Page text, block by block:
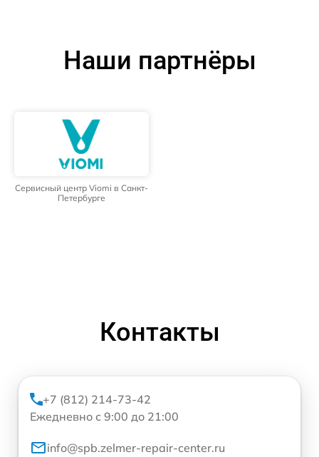
Наши партнёры
Сервисный центр Viomi в Санкт-
Петербурге
Контакты
+7 (812) 214-73-42
Ежедневно с 9:00 до 21:00
info@spb.zelmer-repair-center.ru